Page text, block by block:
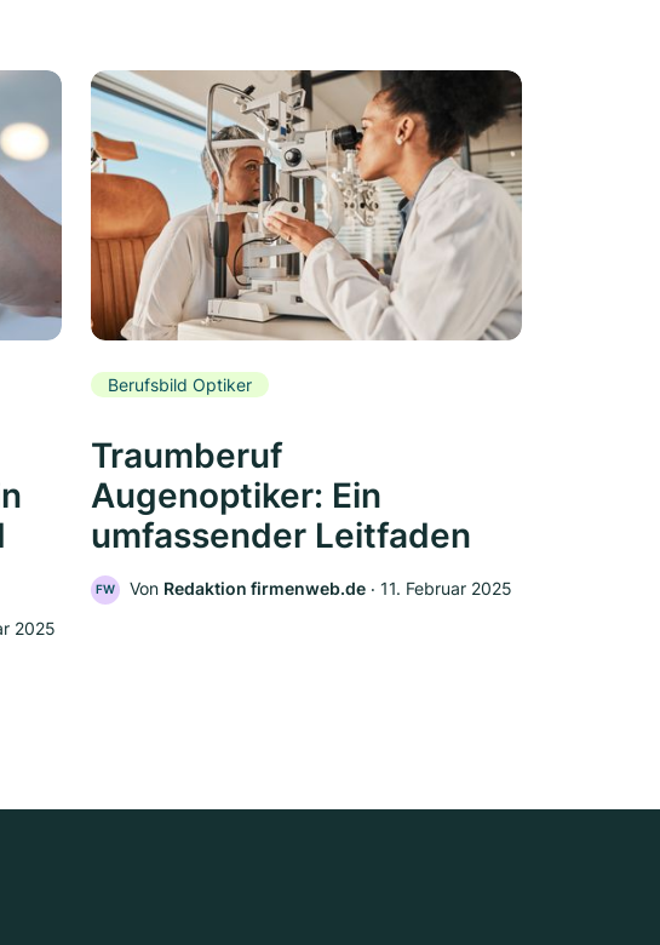
2025
Berufsbild Optiker
Traumberuf
Augenoptiker: Ein
umfassender Leitfaden
FW Von Redaktion firmenweb.de ‧ 11. Februar 2025